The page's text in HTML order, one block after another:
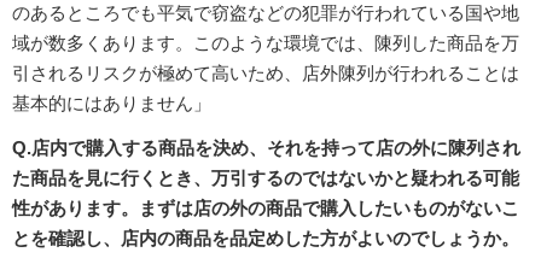
のあるところでも平気で窃盗などの犯罪が行われている国や地
域が数多くあります。このような環境では、陳列した商品を万
引されるリスクが極めて高いため、店外陳列が行われることは
基本的にはありません」
Q.店内で購入する商品を決め、それを持って店の外に陳列され
た商品を見に行くとき、万引するのではないかと疑われる可能
性があります。まずは店の外の商品で購入したいものがないこ
とを確認し、店内の商品を品定めした方がよいのでしょうか。